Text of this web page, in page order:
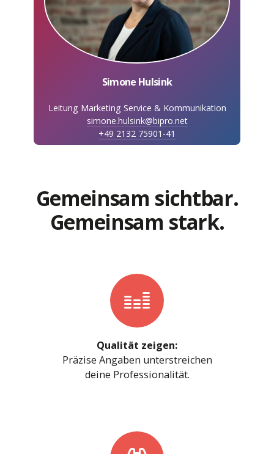
Simone Hulsink
Leitung Marketing Service & Kommunikation
simone.hulsink@bipro.net
+49 2132 75901-41
Gemeinsam sichtbar.
Gemeinsam stark.
Qualität zeigen:
Präzise Angaben unterstreichen
deine Professionalität.